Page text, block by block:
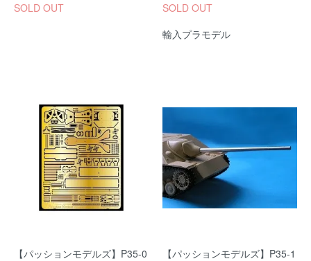
SOLD OUT
SOLD OUT
輸入プラモデル
【パッションモデルズ】P35-0
【パッションモデルズ】P35-1